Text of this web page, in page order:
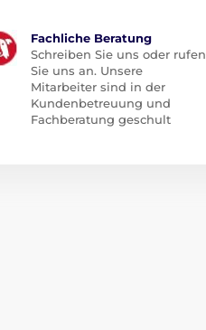
Fachliche Beratung
Schreiben Sie uns oder rufen
Sie uns an. Unsere
Mitarbeiter sind in der
Kundenbetreuung und
Fachberatung geschult